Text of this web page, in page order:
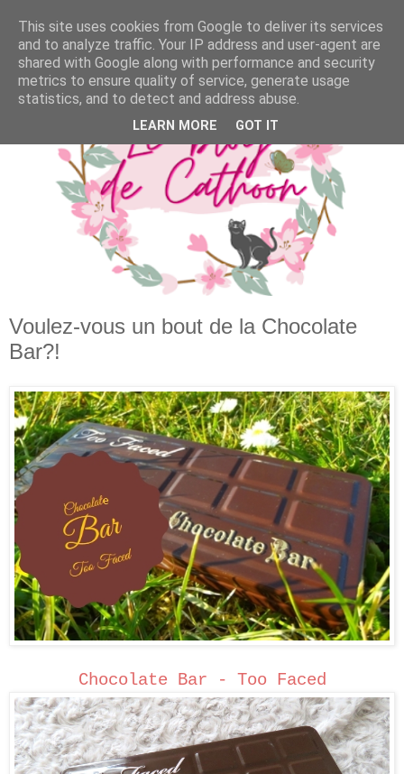
Voulez-vous un bout de la Chocolate
Bar?!
Chocolate Bar - Too Faced
This site uses cookies from Google to deliver its services
and to analyze traffic. Your IP address and user-agent are
shared with Google along with performance and security
metrics to ensure quality of service, generate usage
statistics, and to detect and address abuse.
LEARN MORE GOT IT